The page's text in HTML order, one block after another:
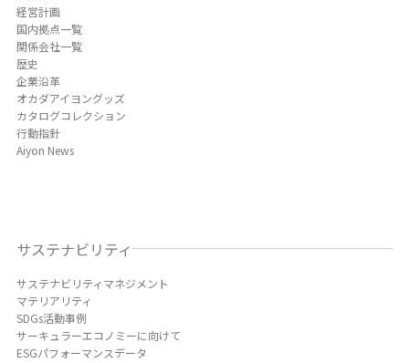
経営計画
国内拠点一覧
関係会社一覧
歴史
企業沿革
オカダアイヨングッズ
カタログコレクション
行動指針
Aiyon News
サステナビリティ
サステナビリティマネジメント
マテリアリティ
SDGs活動事例
サーキュラーエコノミーに向けて
ESGパフォーマンスデータ